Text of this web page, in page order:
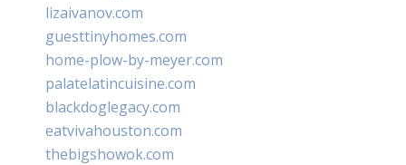
lizaivanov.com
guesttinyhomes.com
home-plow-by-meyer.com
palatelatincuisine.com
blackdoglegacy.com
eatvivahouston.com
thebigshowok.com